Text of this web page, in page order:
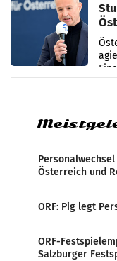
Österreich und
ORF: Pig legt
ORF-
Salzburger